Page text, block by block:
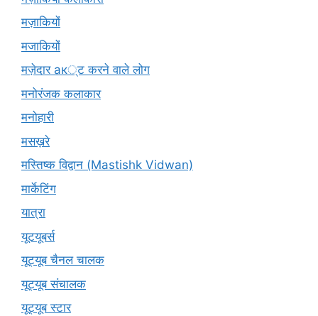
मज़ाकियों
मजाकियों
मज़ेदार ак्ट करने वाले लोग
मनोरंजक कलाकार
मनोहारी
मसख़रे
मस्तिष्क विद्वान (Mastishk Vidwan)
मार्केटिंग
यात्रा
यूटयूबर्स
यूट्यूब चैनल चालक
यूट्यूब संचालक
यूट्यूब स्टार